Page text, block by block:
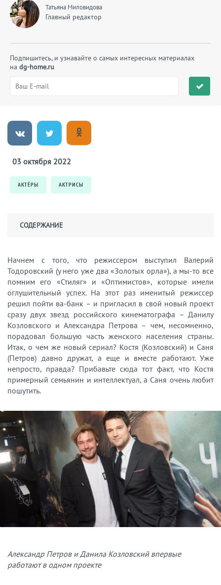
Татьяна Миловидова
Главный редактор
Подпишитесь, и узнавайте о самых интересных материалах
на dg-home.ru
03 октября 2022
АКТЁРЫ АКТРИСЫ
СОДЕРЖАНИЕ
Начнем с того, что режиссером выступил Валерий
Тодоровский (у него уже два «Золотых орла»), а мы-то все
помним его «Стиляг» и «Оптимистов», которые имели
оглушительный успех. На этот раз именитый режиссер
решил пойти ва-банк – и пригласил в свой новый проект
сразу двух звезд российского кинематографа – Данилу
Козловского и Александра Петрова – чем, несомненно,
порадовал большую часть женского населения страны.
Итак, о чем же новый сериал? Костя (Козловский) и Саня
(Петров) давно дружат, а еще и вместе работают. Уже
непросто, правда? Прибавьте сюда тот факт, что Костя
примерный семьянин и интеллектуал, а Саня очень любит
пошутить.
Александр Петров и Данила Козловский впервые
работают в одном проекте